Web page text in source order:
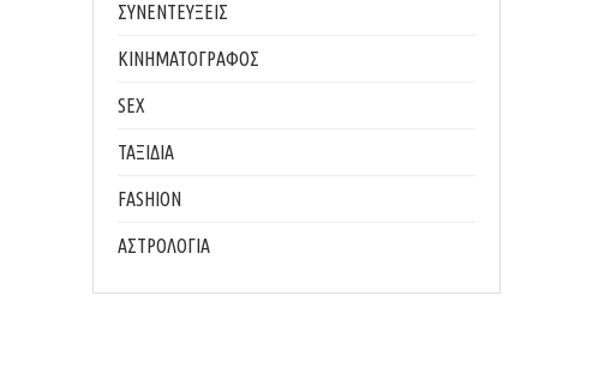
ΣΥΝΕΝΤΕΥΞΕΙΣ
ΚΙΝΗΜΑΤΟΓΡΑΦΟΣ
SEX
ΤΑΞΙΔΙΑ
FASHION
ΑΣΤΡΟΛΟΓΙΑ